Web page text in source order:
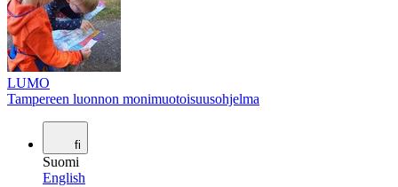
LUMO
Tampereen luonnon monimuotoisuusohjelma
fi
Suomi
English